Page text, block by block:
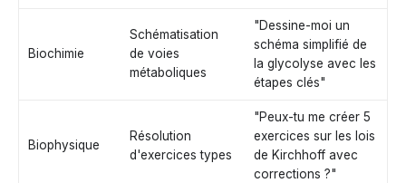
Biochimie
Schématisation
de voies
métaboliques
"Dessine-moi un
schéma simplifié de
la glycolyse avec les
étapes clés"
Biophysique
Résolution
d'exercices types
"Peux-tu me créer 5
exercices sur les lois
de Kirchhoff avec
corrections ?"